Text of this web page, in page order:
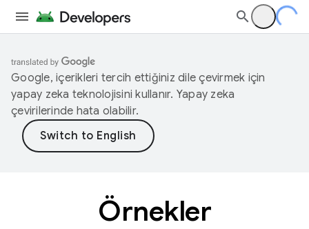
Google, içerikleri tercih ettiğiniz dile çevirmek için
yapay zeka teknolojisini kullanır. Yapay zeka
çevirilerinde hata olabilir.
Örnekler